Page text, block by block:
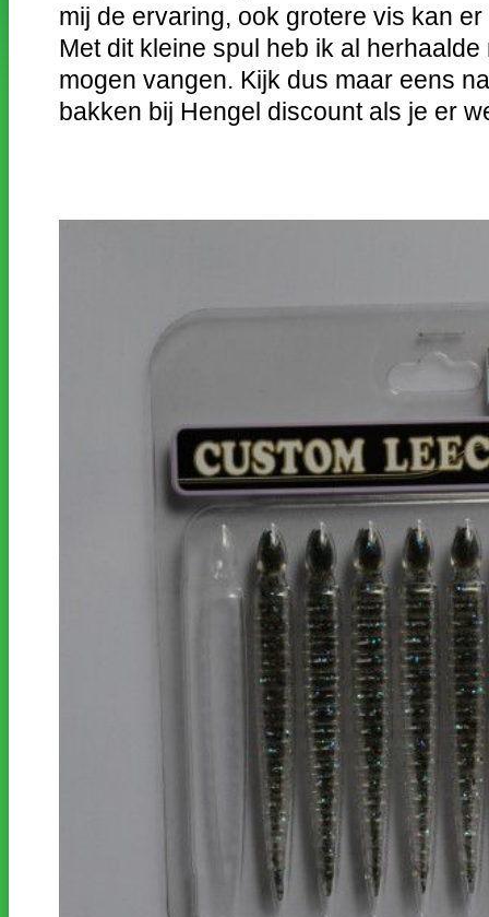
mij de ervaring, ook grotere vis kan
Met dit kleine spul heb ik al
mogen vangen. Kijk dus maar eens
bakken bij Hengel discount als je er